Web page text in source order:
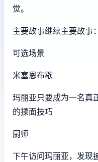
觉。
主要故事继续主要故事
可选场景
米塞恩布歇
玛丽亚只要成为一名真
的揉面技巧
厨师
下午访问玛丽亚，发现